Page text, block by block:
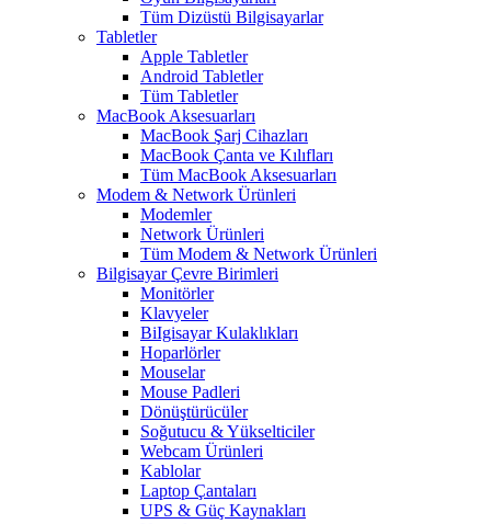
Tüm Dizüstü Bilgisayarlar
Tabletler
Apple Tabletler
Android Tabletler
Tüm Tabletler
MacBook Aksesuarları
MacBook Şarj Cihazları
MacBook Çanta ve Kılıfları
Tüm MacBook Aksesuarları
Modem & Network Ürünleri
Modemler
Network Ürünleri
Tüm Modem & Network Ürünleri
Bilgisayar Çevre Birimleri
Monitörler
Klavyeler
BiIgisayar Kulaklıkları
Hoparlörler
Mouselar
Mouse Padleri
Dönüştürücüler
Soğutucu & Yükselticiler
Webcam Ürünleri
Kablolar
Laptop Çantaları
UPS & Güç Kaynakları